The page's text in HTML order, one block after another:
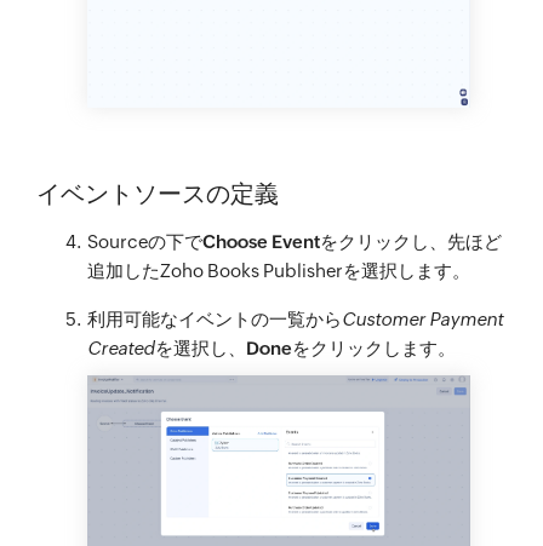
イベントソースの定義
Sourceの下でChoose Eventをクリックし、先ほど
追加したZoho Books Publisherを選択します。
利用可能なイベントの一覧からCustomer Payment
Createdを選択し、 Doneをクリックします。